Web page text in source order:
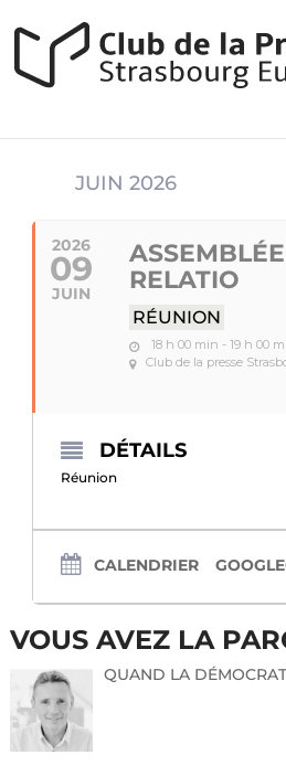
JUIN 2026
2026
09
JUIN
RELATIO
RÉUNION
18 h 00 min - 19 h 00
Club de la presse
DÉTAILS
Réunion
CALENDRIER
VOUS AVEZ LA
QUAND LA